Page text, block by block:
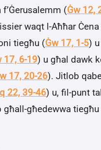
(Ġw 12,
waqt l-Aħħar
tiegħu (Ġw 17, 1-5)
17, 6-19) u għal dawk
17, 20-26). Jitlob
22, 39-46) u, fil-punt
għall-għedewwa tiegħu